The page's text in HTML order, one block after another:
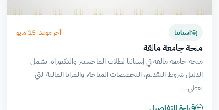
اسبانيا آخر موعد: 15 مايو
منحة جامعة مالقة
منحة جامعة مالقة في إسبانيا لطلاب الماجستير والدكتوراه. يشمل
الدليل شروط التقديم، التخصصات المتاحة، والمزايا المالية التي
تغطي…